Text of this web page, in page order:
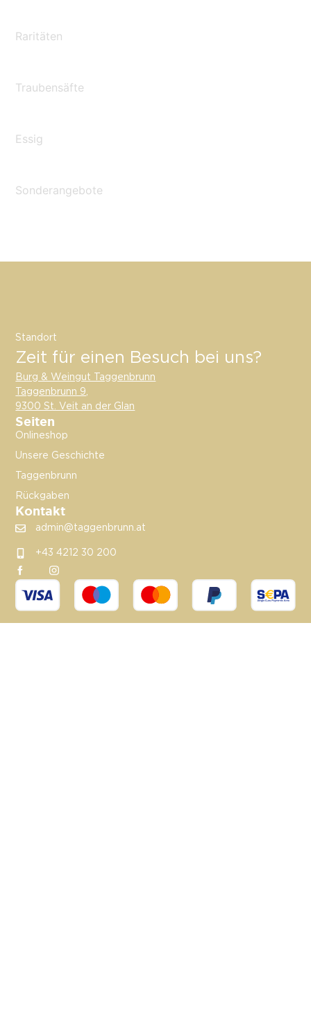
Raritäten
Traubensäfte
Essig
Sonderangebote
Standort
Zeit für einen Besuch bei uns?
Burg & Weingut Taggenbrunn
Taggenbrunn 9,
9300 St. Veit an der Glan
Seiten
Onlineshop
Unsere Geschichte
Taggenbrunn
Rückgaben
Kontakt
admin@taggenbrunn.at
+43 4212 30 200